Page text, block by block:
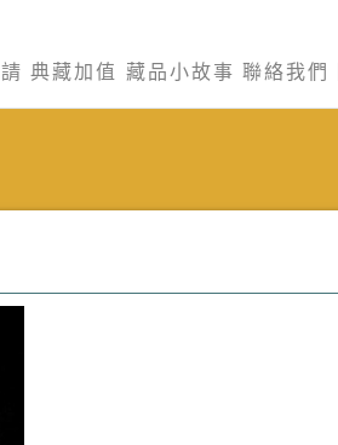
典藏加值 藏品小故事 聯絡我們